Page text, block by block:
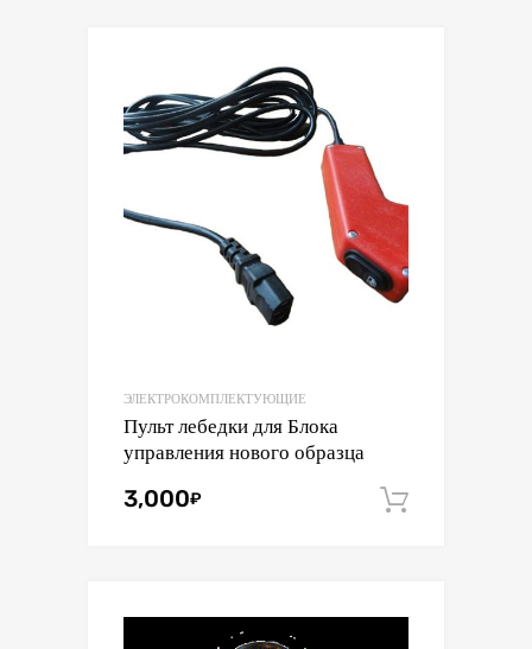
ЭЛЕКТРОКОМПЛЕКТУЮЩИЕ
Пульт лебедки для Блока
управления нового образца
3,000₽